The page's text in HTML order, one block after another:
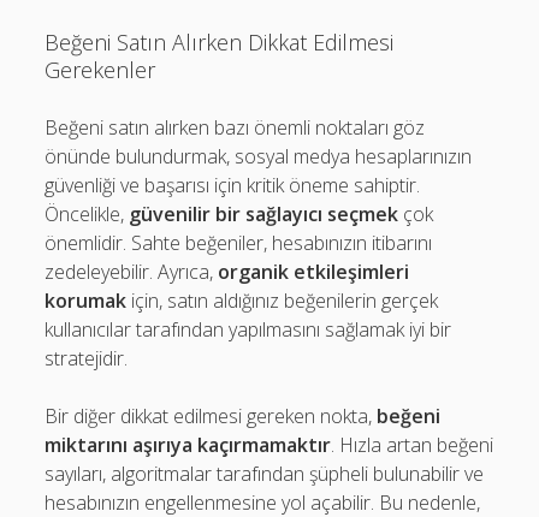
Beğeni Satın Alırken Dikkat Edilmesi
Gerekenler
Beğeni satın alırken bazı önemli noktaları göz
önünde bulundurmak, sosyal medya hesaplarınızın
güvenliği ve başarısı için kritik öneme sahiptir.
Öncelikle, güvenilir bir sağlayıcı seçmek çok
önemlidir. Sahte beğeniler, hesabınızın itibarını
zedeleyebilir. Ayrıca, organik etkileşimleri
korumak için, satın aldığınız beğenilerin gerçek
kullanıcılar tarafından yapılmasını sağlamak iyi bir
stratejidir.
Bir diğer dikkat edilmesi gereken nokta, beğeni
miktarını aşırıya kaçırmamaktır. Hızla artan beğeni
sayıları, algoritmalar tarafından şüpheli bulunabilir ve
hesabınızın engellenmesine yol açabilir. Bu nedenle,